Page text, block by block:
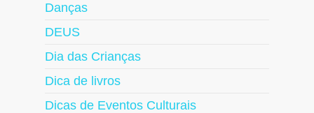
Danças
DEUS
Dia das Crianças
Dica de livros
Dicas de Eventos Culturais